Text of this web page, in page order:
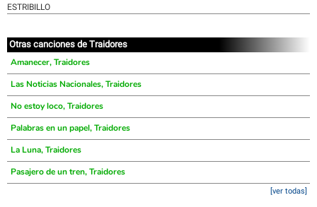
ESTRIBILLO
Otras canciones de Traidores
Amanecer, Traidores
Las Noticias Nacionales, Traidores
No estoy loco, Traidores
Palabras en un papel, Traidores
La Luna, Traidores
Pasajero de un tren, Traidores
[ver todas]